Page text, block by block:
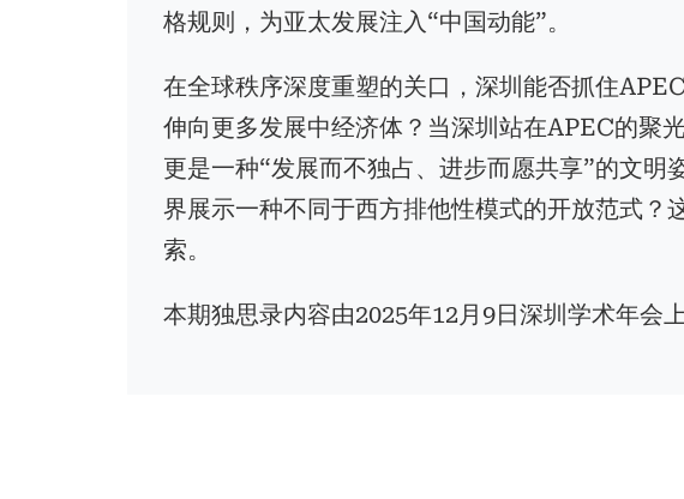
格规则，为亚太发展注入“中国动能”。
在全球秩序深度重塑的关口，深圳能否抓住
伸向更多发展中经济体？当深圳站在APEC的聚
更是一种“发展而不独占、进步而愿共享”的文明
界展示一种不同于西方排他性模式的开放范式？
索。
本期独思录内容由2025年12月9日深圳学术年会